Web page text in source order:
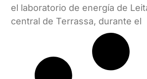
el laboratorio de energía de
central de Terrassa, durante el